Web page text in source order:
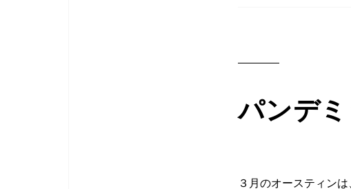
パンデ
３月のオースティン